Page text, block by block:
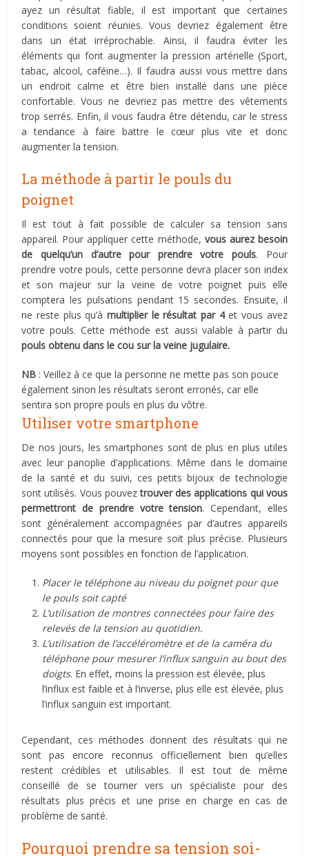
ayez un résultat fiable, il est important que certaines
conditions soient réunies. Vous devriez également être
dans un état irréprochable. Ainsi, il faudra éviter les
éléments qui font augmenter la pression artérielle (Sport,
tabac, alcool, caféine…). Il faudra aussi vous mettre dans
un endroit calme et être bien installé dans une pièce
confortable. Vous ne devriez pas mettre des vêtements
trop serrés. Enfin, il vous faudra être détendu, car le stress
a tendance à faire battre le cœur plus vite et donc
augmenter la tension.
La méthode à partir le pouls du
poignet
Il est tout à fait possible de calculer sa tension sans
appareil. Pour appliquer cette méthode, vous aurez besoin
de quelqu’un d’autre pour prendre votre pouls. Pour
prendre votre pouls, cette personne devra placer son index
et son majeur sur la veine de votre poignet puis elle
comptera les pulsations pendant 15 secondes. Ensuite, il
ne reste plus qu’à multiplier le résultat par 4et vous avez
votre pouls. Cette méthode est aussi valable à partir du
pouls obtenu dans le cou sur la veine jugulaire.
NB : Veillez à ce que la personne ne mette pas son pouce
également sinon les résultats seront erronés, car elle
sentira son propre pouls en plus du vôtre.
Utiliser votre smartphone
De nos jours, les smartphones sont de plus en plus utiles
avec leur panoplie d’applications. Même dans le domaine
de la santé et du suivi, ces petits bijoux de technologie
sont utilisés. Vous pouveztrouver des applications qui vous
permettront de prendre votre tension. Cependant, elles
sont généralement accompagnées par d’autres appareils
connectés pour que la mesure soit plus précise. Plusieurs
moyens sont possibles en fonction de l’application.
Placer le téléphone au niveau du poignet pour que
le pouls soit capté
L’utilisation de montres connectées pour faire des
relevés de la tension au quotidien.
L’utilisation de l’accéléromètre et de la caméra du
téléphone pour mesurer l’influx sanguin au bout des
doigts. En effet, moins la pression est élevée, plus
l’influx est faible et à l’inverse, plus elle est élevée, plus
l’influx sanguin est important.
Cependant, ces méthodes donnent des résultats qui ne
sont pas encore reconnus officiellement bien qu’elles
restent crédibles et utilisables. Il est tout de même
conseillé de se tourner vers un spécialiste pour des
résultats plus précis et une prise en charge en cas de
problème de santé.
Pourquoi prendre sa tension soi-